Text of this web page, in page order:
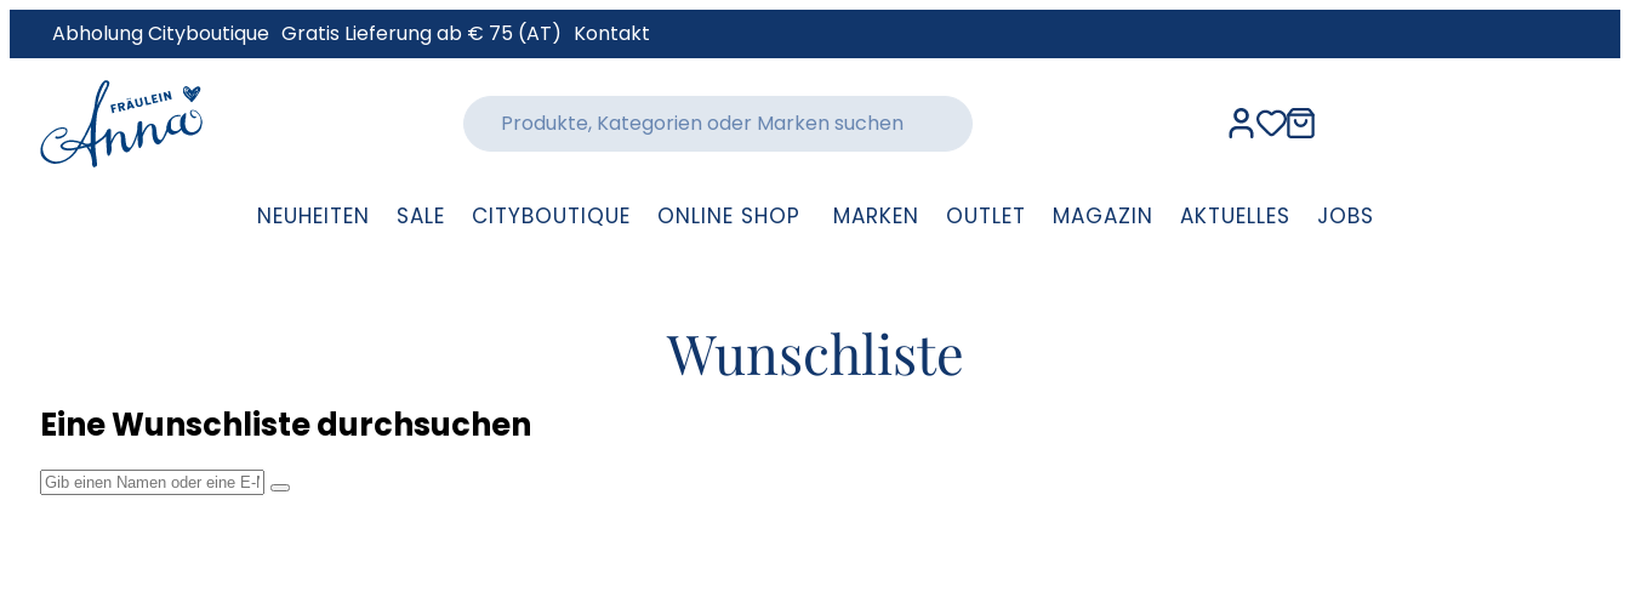
Abholung Cityboutique Gratis Lieferung ab € 75 (AT) Kontakt
NEUHEITEN SALE CITYBOUTIQUE ONLINE SHOP MARKEN OUTLET MAGAZIN AKTUELLES JOBS
Wunschliste
Eine Wunschliste durchsuchen